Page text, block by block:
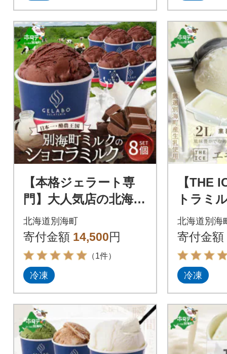
【本格ジェラート専
門】大人気店の北海道
贅沢ジェラートセッ
ト ショコラミルク 8
個 アイス好きにも
北海道別海町
寄付金額 14,500円
（1件）
冷凍
【THE
トラミ
イス 2L
イズ【
用】
北海道別海
寄付金額
冷凍